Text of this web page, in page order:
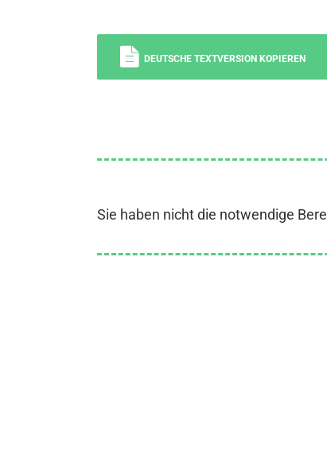
DEUTSCHE TEXTVERSION KOPIEREN
Sie haben nicht die notwendige